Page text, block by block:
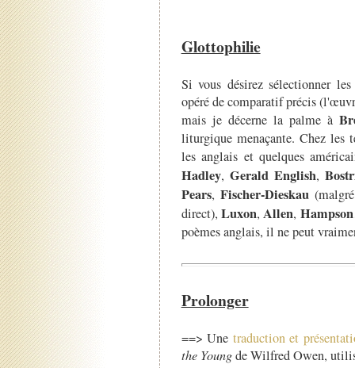
Glottophilie
Si vous désirez sélectionner
opéré de comparatif précis
mais je décerne la palme à
liturgique menaçante. Chez les
les anglais et quelques
Hadley, Gerald English,
Pears,Fischer-Dieskau
direct), Luxon,Allen, Hampson
poèmes anglais, il ne peut
Prolonger
==> Une traduction et
the Youngde Wilfred Owen,